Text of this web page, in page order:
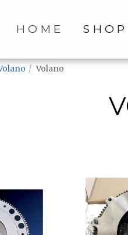
HOME SHOP
Volano